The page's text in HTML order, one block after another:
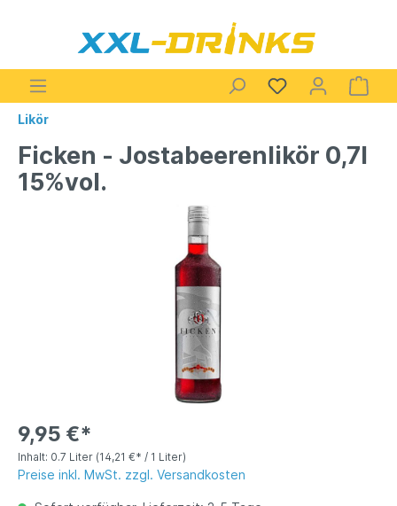
Likör
Ficken - Jostabeerenlikör 0,7l
15%vol.
9,95 €*
Inhalt: 0.7 Liter (14,21 €* / 1 Liter)
Preise inkl. MwSt. zzgl. Versandkosten